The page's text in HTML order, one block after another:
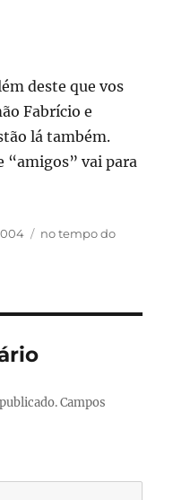
deste que vos
Fabrício e
lá também.
“amigos” vai para
Categorias
no tempo do
Campos